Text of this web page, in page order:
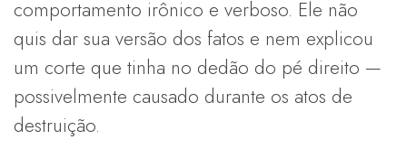
comportamento irônico e verboso. Ele não
quis dar sua versão dos fatos e nem explicou
um corte que tinha no dedão do pé direito —
possivelmente causado durante os atos de
destruição.